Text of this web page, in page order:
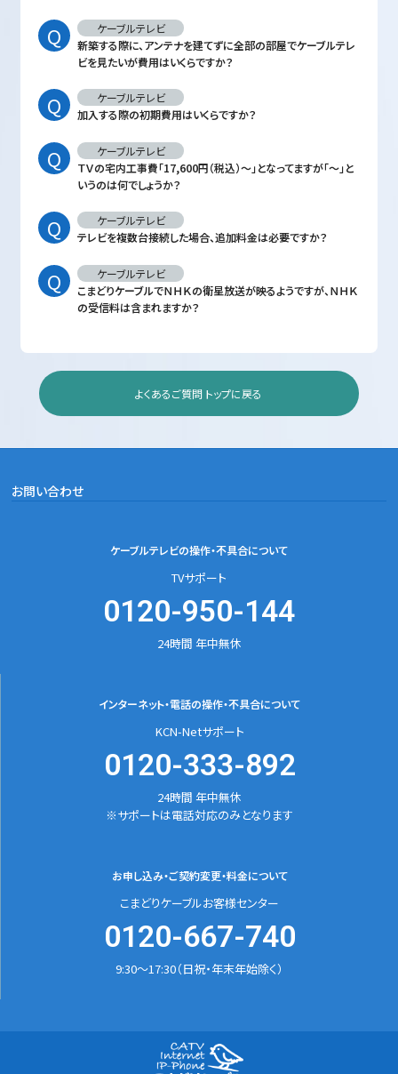
ケーブルテレビ
新築する際に、アンテナを建てずに全部の部屋でケーブルテレ
ビを見たいが費用はいくらですか？
ケーブルテレビ
加入する際の初期費用はいくらですか？
ケーブルテレビ
ＴＶの宅内工事費「17,600円（税込）～」となってますが「～」と
いうのは何でしょうか？
ケーブルテレビ
テレビを複数台接続した場合、追加料金は必要ですか？
ケーブルテレビ
こまどりケーブルでＮＨＫの衛星放送が映るようですが、ＮＨＫ
の受信料は含まれますか？
よくあるご質問 トップに戻る
お問い合わせ
ケーブルテレビの操作・不具合について
TVサポート
0120-950-144
24時間 年中無休
インターネット・電話の操作・不具合について
KCN-Netサポート
0120-333-892
24時間 年中無休
※サポートは電話対応のみとなります
お申し込み・ご契約変更・料金について
こまどりケーブルお客様センター
0120-667-740
9:30～17:30（日祝・年末年始除く）